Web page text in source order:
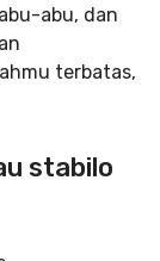
abu, dan
terbatas,
stabilo